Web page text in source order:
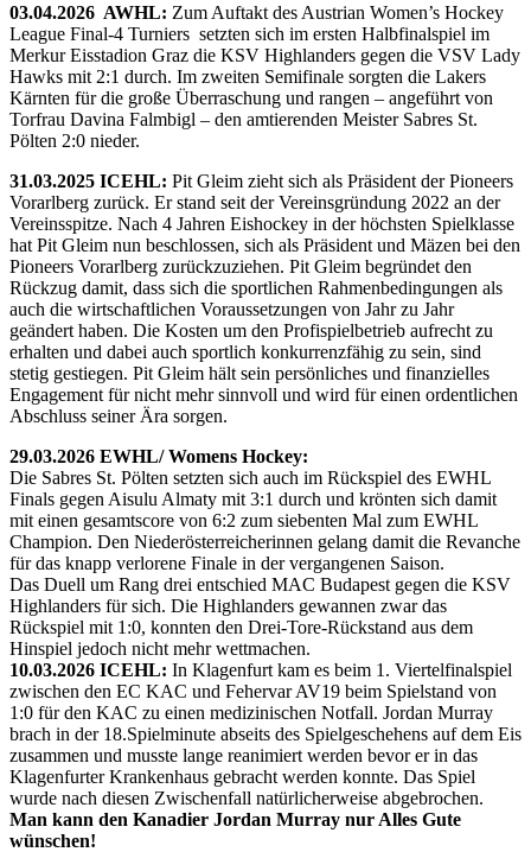
03.04.2026 AWHL: Zum Auftakt des Austrian Women’s Hockey
League Final-4 Turniers setzten sich im ersten Halbfinalspiel im
Merkur Eisstadion Graz die KSV Highlanders gegen die VSV Lady
Hawks mit 2:1 durch. Im zweiten Semifinale sorgten die Lakers
Kärnten für die große Überraschung und rangen – angeführt von
Torfrau Davina Falmbigl – den amtierenden Meister Sabres St.
Pölten 2:0 nieder.
31.03.2025 ICEHL: Pit Gleim zieht sich als Präsident der Pioneers
Vorarlberg zurück. Er stand seit der Vereinsgründung 2022 an der
Vereinsspitze. Nach 4 Jahren Eishockey in der höchsten Spielklasse
hat Pit Gleim nun beschlossen, sich als Präsident und Mäzen bei den
Pioneers Vorarlberg zurückzuziehen. Pit Gleim begründet den
Rückzug damit, dass sich die sportlichen Rahmenbedingungen als
auch die wirtschaftlichen Voraussetzungen von Jahr zu Jahr
geändert haben. Die Kosten um den Profispielbetrieb aufrecht zu
erhalten und dabei auch sportlich konkurrenzfähig zu sein, sind
stetig gestiegen. Pit Gleim hält sein persönliches und finanzielles
Engagement für nicht mehr sinnvoll und wird für einen ordentlichen
Abschluss seiner Ära sorgen.
29.03.2026 EWHL/ Womens Hockey:
Die Sabres St. Pölten setzten sich auch im Rückspiel des EWHL
Finals gegen Aisulu Almaty mit 3:1 durch und krönten sich damit
mit einen gesamtscore von 6:2 zum siebenten Mal zum EWHL
Champion. Den Niederösterreicherinnen gelang damit die Revanche
für das knapp verlorene Finale in der vergangenen Saison.
Das Duell um Rang drei entschied MAC Budapest gegen die KSV
Highlanders für sich. Die Highlanders gewannen zwar das
Rückspiel mit 1:0, konnten den Drei-Tore-Rückstand aus dem
Hinspiel jedoch nicht mehr wettmachen.
10.03.2026 ICEHL: In Klagenfurt kam es beim 1. Viertelfinalspiel
zwischen den EC KAC und Fehervar AV19 beim Spielstand von
1:0 für den KAC zu einen medizinischen Notfall. Jordan Murray
brach in der 18.Spielminute abseits des Spielgeschehens auf dem Eis
zusammen und musste lange reanimiert werden bevor er in das
Klagenfurter Krankenhaus gebracht werden konnte. Das Spiel
wurde nach diesen Zwischenfall natürlicherweise abgebrochen.
Man kann den Kanadier Jordan Murray nur Alles Gute
wünschen!